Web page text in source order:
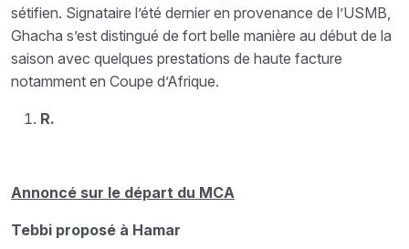
sétifien. Signataire l’été dernier en provenance de l’USMB,
Ghacha s’est distingué de fort belle manière au début de la
saison avec quelques prestations de haute facture
notamment en Coupe d’Afrique.
R.
Annoncé sur le départ du MCA
Tebbi proposé à Hamar